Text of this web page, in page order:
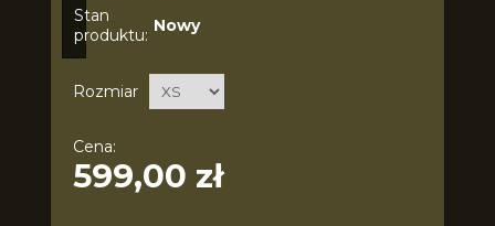
Stan
produktu: Nowy
Rozmiar
Cena:
599,00 zł